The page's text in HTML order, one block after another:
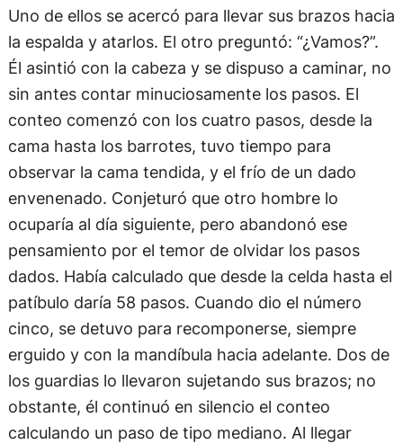
Uno de ellos se acercó para llevar sus brazos hacia
la espalda y atarlos. El otro preguntó: “¿Vamos?”.
Él asintió con la cabeza y se dispuso a caminar, no
sin antes contar minuciosamente los pasos. El
conteo comenzó con los cuatro pasos, desde la
cama hasta los barrotes, tuvo tiempo para
observar la cama tendida, y el frío de un dado
envenenado. Conjeturó que otro hombre lo
ocuparía al día siguiente, pero abandonó ese
pensamiento por el temor de olvidar los pasos
dados. Había calculado que desde la celda hasta el
patíbulo daría 58 pasos. Cuando dio el número
cinco, se detuvo para recomponerse, siempre
erguido y con la mandíbula hacia adelante. Dos de
los guardias lo llevaron sujetando sus brazos; no
obstante, él continuó en silencio el conteo
calculando un paso de tipo mediano. Al llegar